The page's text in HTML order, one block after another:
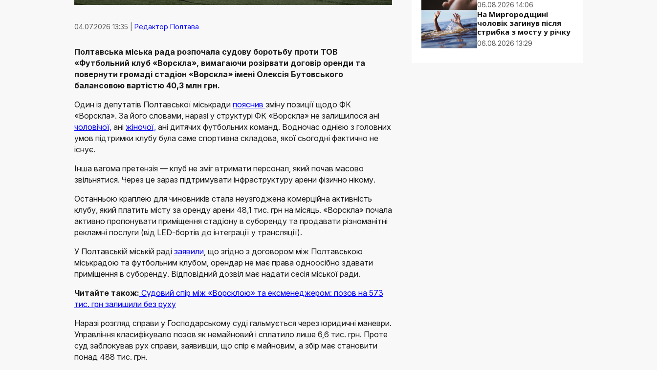
04.07.2026 13:35 | Редактор Полтава
Полтавська міська рада розпочала судову боротьбу проти ТОВ
«Футбольний клуб «Ворскла», вимагаючи розірвати договір оренди та
повернути громаді стадіон «Ворскла» імені Олексія Бутовського
балансовою вартістю 40,3 млн грн.
Один із депутатів Полтавської міськради пояснив зміну позиції щодо ФК
«Ворскла». За його словами, наразі у структурі ФК «Ворскла» не залишилося ані
чоловічої, ані жіночої, ані дитячих футбольних команд. Водночас однією з головних
умов підтримки клубу була саме спортивна складова, якої сьогодні фактично не
існує.
Інша вагома претензія — клуб не зміг втримати персонал, який почав масово
звільнятися. Через це зараз підтримувати інфраструктуру арени фізично нікому.
Останньою краплею для чиновників стала неузгоджена комерційна активність
клубу, який платить місту за оренду арени 48,1 тис. грн на місяць. «Ворскла» почала
активно пропонувати приміщення стадіону в суборенду та продавати різноманітні
рекламні послуги (від LED-бортів до інтеграції у трансляції).
У Полтавській міській раді заявили , що згідно з договором між Полтавською
міськрадою та футбольним клубом, орендар не має права одноосібно здавати
приміщення в суборенду. Відповідний дозвіл має надати сесія міської ради.
Читайте також: Судовий спір між «Ворсклою» та ексменеджером: позов на 573
тис. грн залишили без руху
Наразі розгляд справи у Господарському суді гальмується через юридичні маневри.
Управління класифікувало позов як немайновий і сплатило лише 6,6 тис. грн. Проте
суд заблокував рух справи, заявивши, що спір є майновим, а збір має становити
понад 488 тис. грн.
06.08.2026 14:06
На Миргородщині
чоловік загинув після
стрибка з мосту у річку
06.08.2026 13:29